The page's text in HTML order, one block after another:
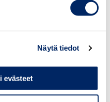
Näytä tiedot
evästeet
perseestä. Mutta löysin